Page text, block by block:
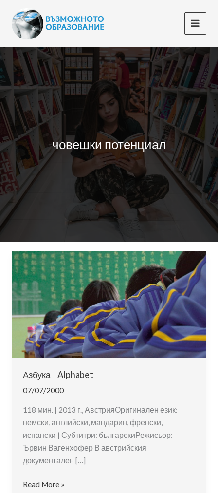
content
човешки потенциал
Азбука | Alphabet
07/07/2000
118 мин. | 2013 г., АвстрияОригинален език:
немски, английски, мандарин, френски,
испански | Субтитри: българскиРежисьор:
Ървин Вагенхофер В австрийския
документален […]
Азбука
Read More »